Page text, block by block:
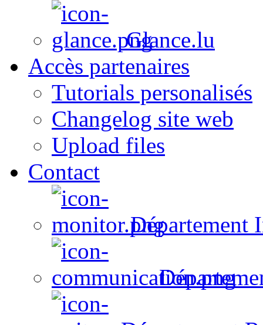
Glance.lu
Accès partenaires
Tutorials personalisés
Changelog site web
Upload files
Contact
Département